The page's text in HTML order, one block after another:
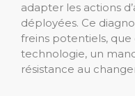
adapter les actions
déployées. Ce
freins potentiels, que
technologie, un
résistance au